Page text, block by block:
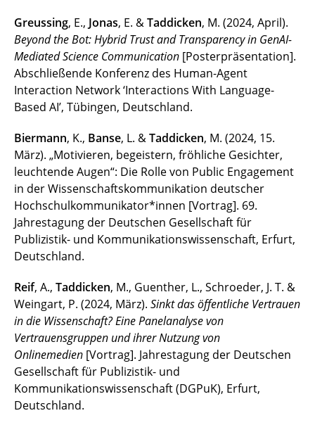
Greussing, E., Jonas, E. &Taddicken, M. (2024, April).
Beyond the Bot: Hybrid Trust and Transparency in GenAI-
Mediated Science Communication [Posterpräsentation].
Abschließende Konferenz des Human-Agent
Interaction Network ‘Interactions With Language-
Based AI’, Tübingen, Deutschland.
Biermann, K., Banse, L. &Taddicken, M. (2024, 15.
März). „Motivieren, begeistern, fröhliche Gesichter,
leuchtende Augen“: Die Rolle von Public Engagement
in der Wissenschaftskommunikation deutscher
Hochschulkommunikator*innen [Vortrag]. 69.
Jahrestagung der Deutschen Gesellschaft für
Publizistik- und Kommunikationswissenschaft, Erfurt,
Deutschland.
Reif, A., Taddicken, M., Guenther, L., Schroeder, J. T. &
Weingart, P. (2024, März). Sinkt das öffentliche Vertrauen
in die Wissenschaft? Eine Panelanalyse von
Vertrauensgruppen und ihrer Nutzung von
Onlinemedien [Vortrag]. Jahrestagung der Deutschen
Gesellschaft für Publizistik- und
Kommunikationswissenschaft (DGPuK), Erfurt,
Deutschland.